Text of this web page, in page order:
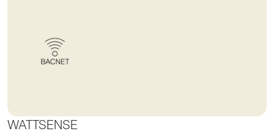
WATTSENSE